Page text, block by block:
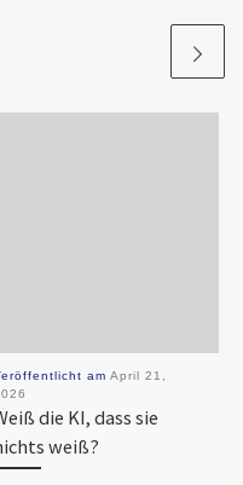
am April 21,
die KI, dass sie
weiß?